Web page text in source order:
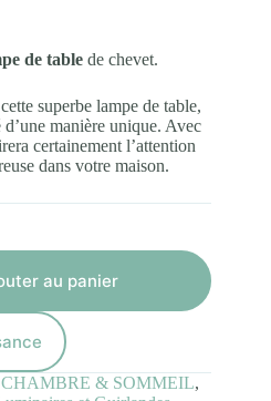
de table de chevet.
superbe lampe de table,
manière unique. Avec
certainement l’attention
dans votre maison.
au panier
CHAMBRE & SOMMEIL,